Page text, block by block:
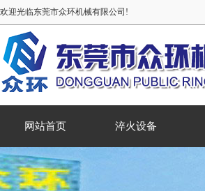
网站首页 淬火设备
欢迎光临东莞市众环机械有限公司!